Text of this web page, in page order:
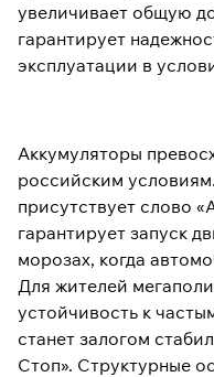
увеличивает общую
гарантирует
эксплуатации в
Аккумуляторы
российским
присутствует слово
гарантирует запуск
морозах, когда
Для жителей
устойчивость к
станет залогом
Стоп». Структурные